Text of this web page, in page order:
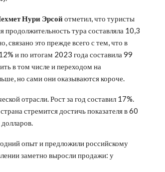
Нури Эрсойотметил, что туристы
тура составляла 10,3
связано это прежде всего с тем, что в
и по итогам 2023 года составила 99
в том числе и переходом на
но сами они оказываются короче.
отрасли. Рост за год составил 17%.
стремится достичь показателя в 60
опыт и предложили российскому
заметно выросли продажи: у